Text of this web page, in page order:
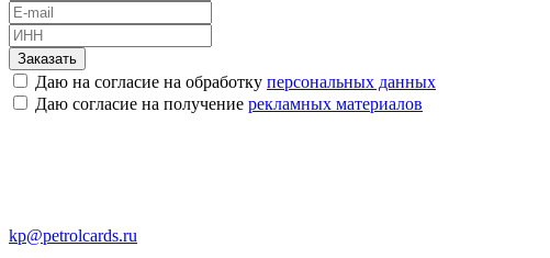
Заказать
Даю на согласие на обработку персональных данных
Даю согласие на получение рекламных материалов
kp@petrolcards.ru